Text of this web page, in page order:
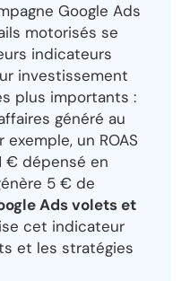
Google Ads
motorisés se
indicateurs
investissement
plus importants :
généré au
un ROAS
€ dépensé en
5 € de
Ads volets et
cet indicateur
et les stratégies